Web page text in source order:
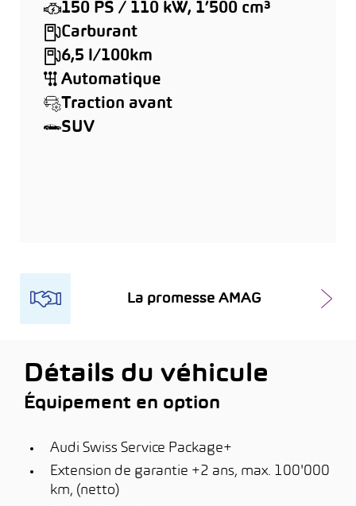
150 PS / 110 kW, 1’500 cm³
Carburant
6,5 l/100km
Automatique
Traction avant
SUV
La promesse AMAG
Détails du véhicule
Équipement en option
Audi Swiss Service Package+
Extension de garantie +2 ans, max. 100'000
km, (netto)